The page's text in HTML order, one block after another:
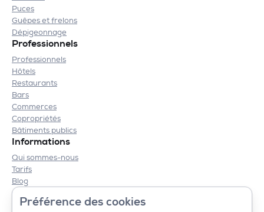
Préférence des cookies
Puces
Guêpes et frelons
Dépigeonnage
Professionnels
Professionnels
Hôtels
Restaurants
Bars
Commerces
Copropriétés
Bâtiments publics
Informations
Qui sommes-nous
Tarifs
Blog
Contact
Mentions légales